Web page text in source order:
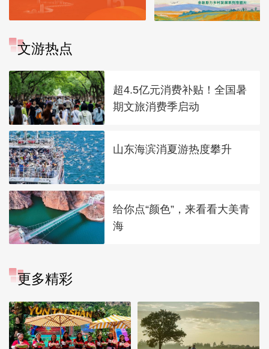
文游热点
超4.5亿元消费补贴！全国暑
期文旅消费季启动
山东海滨消夏游热度攀升
给你点“颜色”，来看看大美青
海
更多精彩